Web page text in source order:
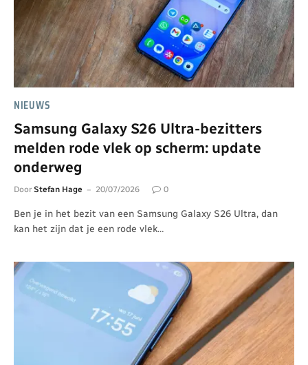
NIEUWS
Samsung Galaxy S26 Ultra-bezitters
melden rode vlek op scherm: update
onderweg
Door Stefan Hage 20/07/2026 0
Ben je in het bezit van een Samsung Galaxy S26 Ultra, dan
kan het zijn dat je een rode vlek…